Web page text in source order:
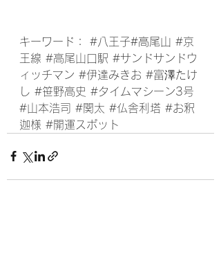
キーワード： #八王子#高尾山 #京
王線 #高尾山口駅 #サンドサンドウ
ィッチマン #伊達みきお #富澤たけ
し #笹野高史 #タイムマシーン3号
#山本浩司 #関太 #仏舎利塔 #お釈
迦様 #開運スポット